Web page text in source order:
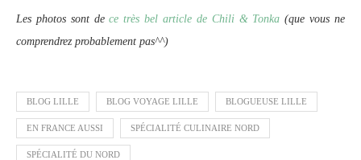
Les photos sont dece très bel article de Chili & Tonka (que vous ne
comprendrez probablement pas^^)
BLOG LILLE BLOG VOYAGE LILLE BLOGUEUSE LILLE
EN FRANCE AUSSI SPÉCIALITÉ CULINAIRE NORD
SPÉCIALITÉ DU NORD